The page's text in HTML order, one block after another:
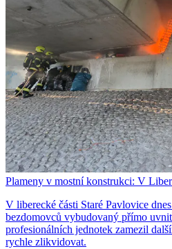
Plameny v mostní konstrukci: V
V liberecké části Staré Pavlovice
bezdomovců vybudovaný přímo
profesionálních jednotek zamezil
rychle zlikvidovat.